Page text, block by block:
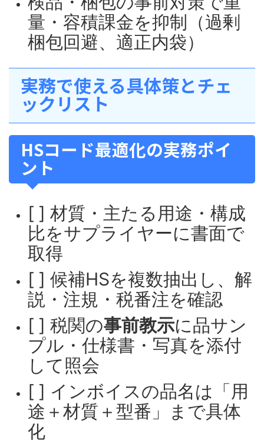
量・容積課金を抑制（過剰
梱包回避、適正内袋）
実務で使える具体策とチェ
ックリスト
HSコード最適化の実務ポイ
ント
[ ] 材質・主たる用途・構成
比をサプライヤーに書面で
取得
[ ] 候補HSを複数抽出し、解
説・注規・税番注を確認
[ ] 税関の事前教示に品サン
プル・仕様書・写真を添付
して照会
[ ] インボイスの品名は「用
途＋材質＋型番」まで具体
化